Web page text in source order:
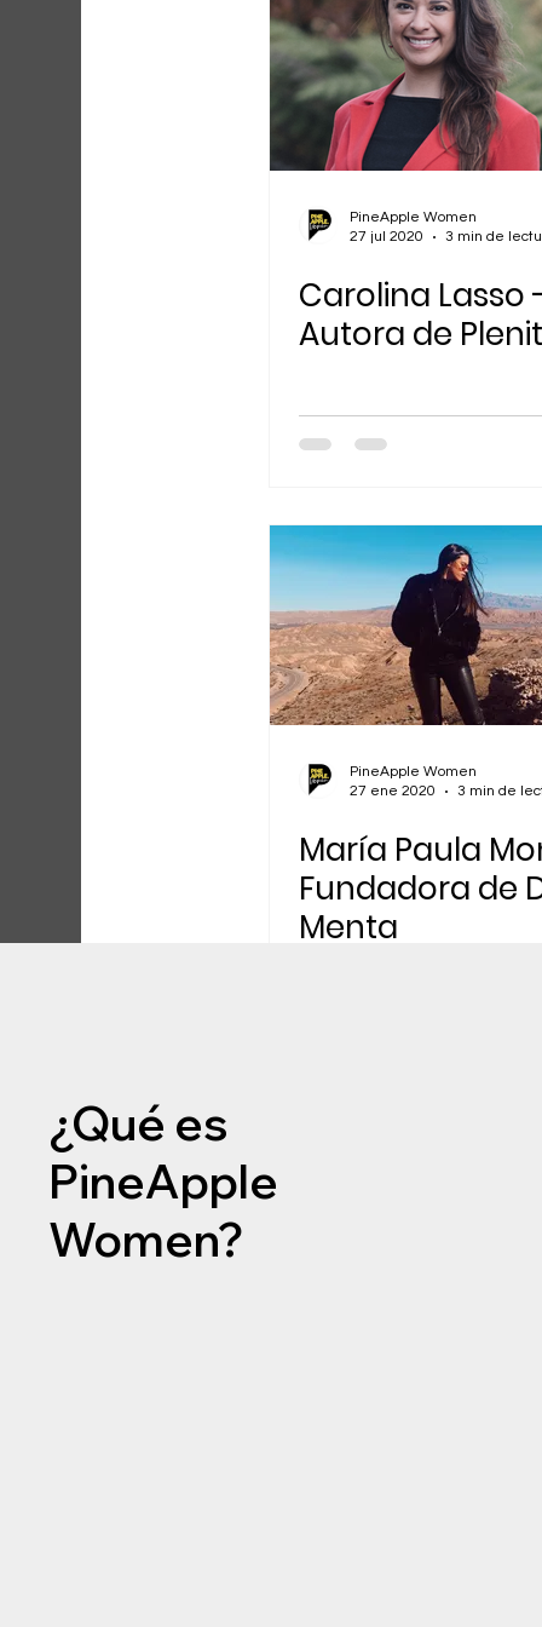
PineApple Women
27 jul 2020
3 min de
Carolina Lasso
Autora de
PineApple Women
27 ene 2020
3 min de
María Paula
Fundadora de
Menta
¿Qué es
PineApple
Women?